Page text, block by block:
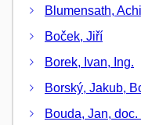
Blumensath,
Boček, Jiří
Borek, Ivan, Ing.
Borský, Jakub,
Bouda, Jan,